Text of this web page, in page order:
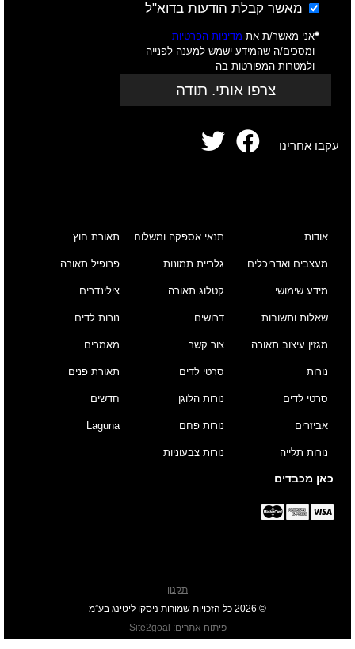
מאשר קבלת הודעות בדוא"ל
אני מאשר/ת את מדיניות הפרטיות
ומסכים/ה שהמידע ישמש למענה לפנייה
ולמטרות המפורטות בה
צרפו אותי. תודה
עקבו אחרינו
אודות
מעצבים ואדריכלים
מידע שימושי
שאלות ותשובות
מגזין עיצוב תאורה
תנאי אספקה ומשלוח
גלריית תמונות
קטלוג תאורה
דרושים
צור קשר
תאורת חוץ
פרופיל תאורה
צילינדרים
נורות לדים
מאמרים
נורות
סרטי לדים
אביזרים
נורות תלייה
סרטי לדים
נורות הלוגן
נורות פחם
נורות צבעוניות
תאורת פנים
חדשים
Laguna
כאן מכבדים
תקנון
© 2026 כל הזכויות שמורות ניסקו ליטינג בע”מ
פיתוח אתרים:
Site2goal